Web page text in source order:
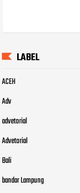
LABEL
ACEH
Adv
advetorial
Advetorial
Bali
bandar Lampung